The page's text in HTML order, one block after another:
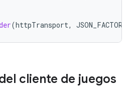
(httpTransport, JSON_FACTORY
cliente de juegos